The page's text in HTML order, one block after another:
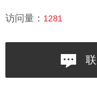
访问量： 1281